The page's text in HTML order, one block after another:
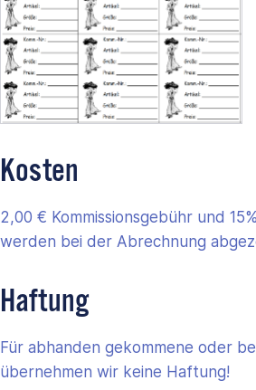
Kosten
2,00 € Kommissionsgebühr und
werden bei der Abrechnung
Haftung
Für abhanden gekommene oder
übernehmen wir keine Haftung!